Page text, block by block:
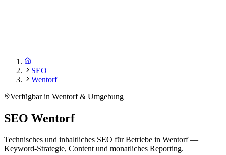
SEO
Wentorf
Verfügbar in Wentorf & Umgebung
SEO Wentorf
Technisches und inhaltliches SEO für Betriebe in Wentorf —
Keyword-Strategie, Content und monatliches Reporting.